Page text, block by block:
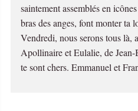
saintement assemblés en
bras des anges, font monter ta
Vendredi, nous serons tous là,
Apollinaire et Eulalie, de
te sont chers. Emmanuel et